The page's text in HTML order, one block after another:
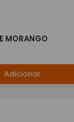
MORANGO
Adicionar